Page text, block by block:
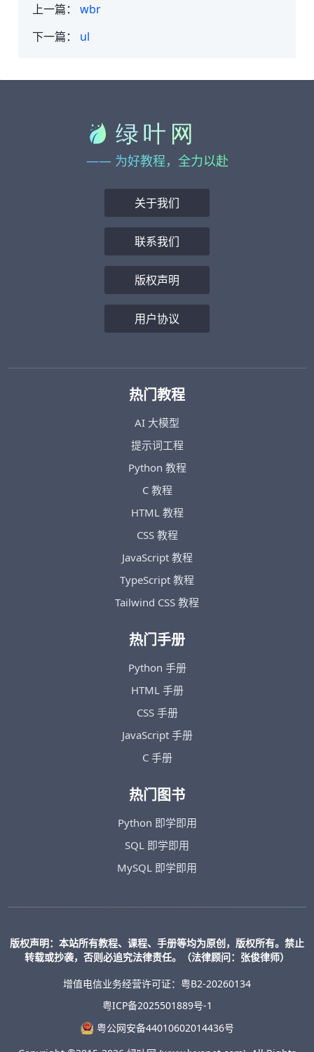
上一篇： wbr
下一篇： ul
—— 为好教程，全力以赴
关于我们
联系我们
版权声明
用户协议
热门教程
AI 大模型
提示词工程
Python 教程
C 教程
HTML 教程
CSS 教程
JavaScript 教程
TypeScript 教程
Tailwind CSS 教程
热门手册
Python 手册
HTML 手册
CSS 手册
JavaScript 手册
C 手册
热门图书
Python 即学即用
SQL 即学即用
MySQL 即学即用
版权声明：本站所有教程、课程、手册等均为原创，版权所有。禁止
转载或抄袭，否则必追究法律责任。（法律顾问：张俊律师）
增值电信业务经营许可证：粤B2-20260134
粤ICP备2025501889号-1
粤公网安备44010602014436号